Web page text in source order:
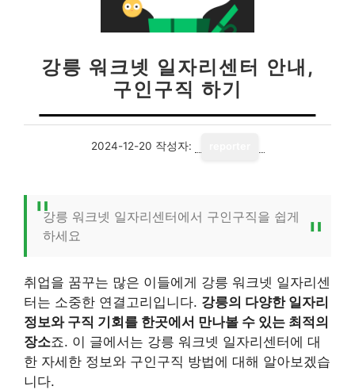
강릉 워크넷 일자리센터 안내,
구인구직 하기
2024-12-20 작성자:
강릉 워크넷 일자리센터에서 구인구직을 쉽게
하세요
취업을 꿈꾸는 많은 이들에게 강릉 워크넷 일자리센
터는 소중한 연결고리입니다. 강릉의 다양한 일자리
정보와 구직 기회를 한곳에서 만나볼 수 있는 최적의
장소죠. 이 글에서는 강릉 워크넷 일자리센터에 대
한 자세한 정보와 구인구직 방법에 대해 알아보겠습
니다.